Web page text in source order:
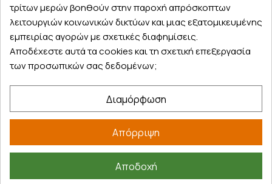
Βρείτε μας στα social
©2026farmakeioexpress.gr
τρίτων μερών βοηθούν στην παροχή απρόσκοπτων
λειτουργιών κοινωνικών δικτύων και μιας εξατομικευμένης
εμπειρίας αγορών με σχετικές διαφημίσεις.
Αποδέχεστε αυτά τα cookies και τη σχετική επεξεργασία
των προσωπικών σας δεδομένων;
Διαμόρφωση
Απόρριψη
Αποδοχή